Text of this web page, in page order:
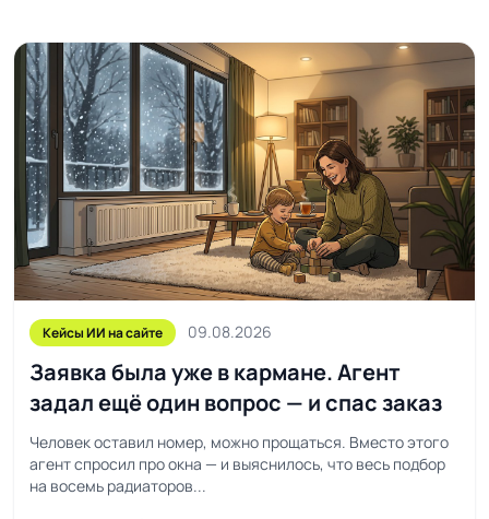
Кейсы ИИ на сайте 09.08.2026
Заявка была уже в кармане. Агент
задал ещё один вопрос — и спас заказ
Человек оставил номер, можно прощаться. Вместо этого
агент спросил про окна — и выяснилось, что весь подбор
на восемь радиаторов...